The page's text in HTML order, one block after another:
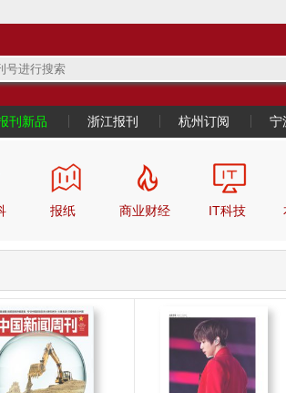
刊新品 浙江报刊 杭州订阅 宁
报纸 商业财经 IT科技